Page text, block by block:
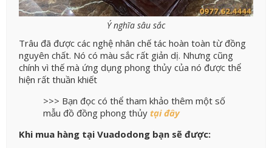
Ý nghĩa sâu sắc
Trâu đã được các nghệ nhân chế tác hoàn toàn từ đồng
nguyên chất. Nó có màu sắc rất giản dị. Nhưng cũng
chính vì thế mà ứng dụng phong thủy của nó được thể
hiện rất thuần khiết
>>> Bạn đọc có thể tham khảo thêm một số
mẫu đồ đồng phong thủy tại đây
Khi mua hàng tại Vuadodong bạn sẽ được: